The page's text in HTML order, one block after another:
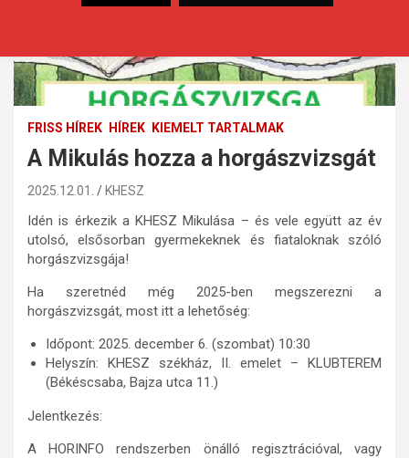
FRISS HÍREK HÍREK KIEMELT TARTALMAK
A Mikulás hozza a horgászvizsgát
2025.12.01. KHESZ
Idén is érkezik a KHESZ Mikulása – és vele együtt az év
utolsó, elsősorban gyermekeknek és fiataloknak szóló
horgászvizsgája!
Ha szeretnéd még 2025-ben megszerezni a
horgászvizsgát, most itt a lehetőség:
Időpont: 2025. december 6. (szombat) 10:30
Helyszín: KHESZ székház, II. emelet – KLUBTEREM
(Békéscsaba, Bajza utca 11.)
Jelentkezés:
A HORINFO rendszerben önálló regisztrációval, vagy